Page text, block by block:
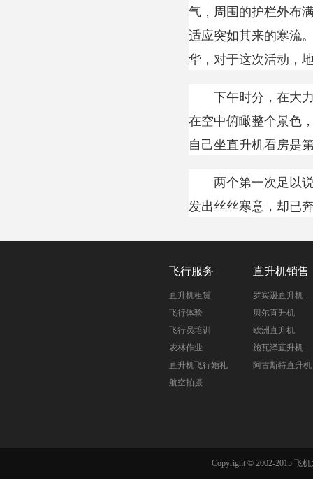
气，周围的护栏外布
适应突如其来的寒流
华，对于这次活动，
下午时分，在大力
在空中俯瞰整个景色
自己坐直升机看房是
两个第一次足以说
发出丝丝寒意，却已
飞行服务
直升机租赁
飞行体验
飞行员培训
农林作业
直升机飞行婚礼
航空拍摄
直升机销售
罗宾逊直升机
贝尔直升机
欧洲直升机
施瓦泽直升机
阿古斯特直升机
Copyright © 2002-2015 飞